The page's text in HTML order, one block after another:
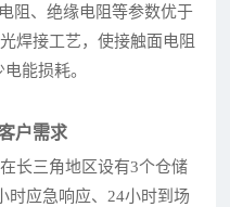
阻、绝缘电阻等参数优于
焊接工艺，使接触面电阻
能损耗。
户需求
长三角地区设有3个仓储
时应急响应、24小时到场